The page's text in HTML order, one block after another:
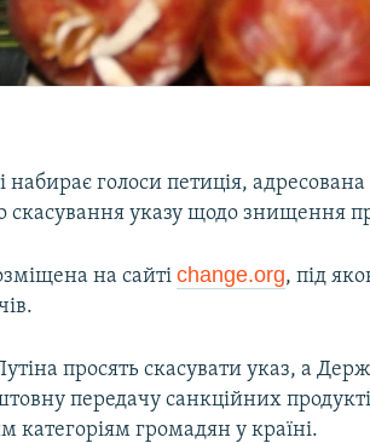
набирає голоси петиція,
скасування указу щодо знищення
на сайтіchange.org, під
просять скасувати указ, а
передачу санкційних
категоріям громадян у країні.